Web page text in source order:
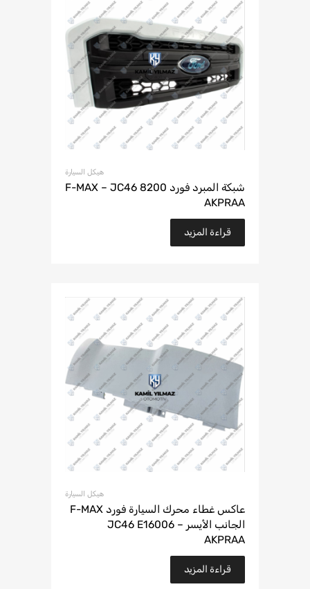
هيكل السيارة
شبكة المبرد فورد F-MAX – JC46 8200
AKPRAA
قراءة المزيد
هيكل السيارة
عاكس غطاء محرك السيارة فورد F-MAX
الجانب الأيسر – JC46 E16006
AKPRAA
قراءة المزيد